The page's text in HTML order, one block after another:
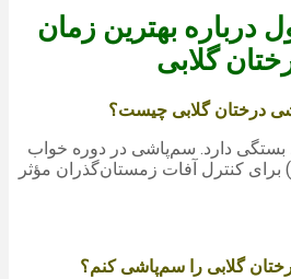
بهترین زمان
گلابی
بستگی دارد. سم‌پاشی در دوره خواب
برای کنترل آفات زمستان‌گذران مؤثر